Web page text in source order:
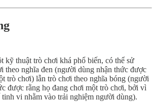
kỹ thuật trò chơi khá phổ biến, có thể sử
theo nghĩa đen (người dùng nhận thức được
trò chơi) lẫn trò chơi theo nghĩa bóng (người
được rằng họ đang chơi một trò chơi, bởi vì
vi nhằm vào trải nghiệm người dùng).